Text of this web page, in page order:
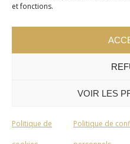
et fonctions.
VOIR LES
Politique de Politique de
© 2024 Cercle Kaizen. Tous droits